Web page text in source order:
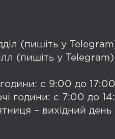
(пишіть у
(пишіть у
с 9:00 до 17:00
години: с 7:00 до
– вихідний день